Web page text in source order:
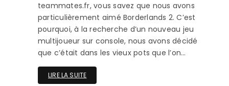
teammates.fr, vous savez que nous avons
particulièrement aimé Borderlands 2. C’est
pourquoi, à la recherche d’un nouveau jeu
multijoueur sur console, nous avons décidé
que c’était dans les vieux pots que l’on…
LIRE LA SUITE